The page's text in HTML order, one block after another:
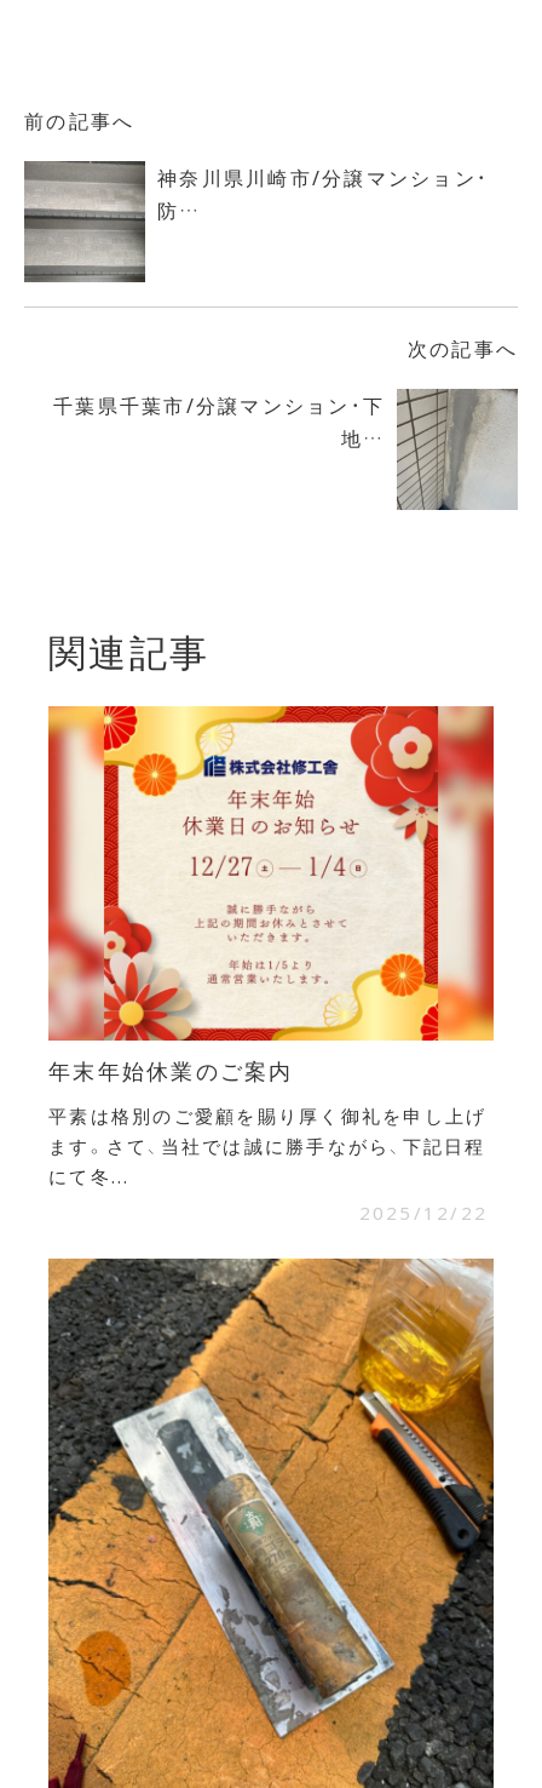
前の記事へ
神奈川県川崎市/分譲マンション・
防…
次の記事へ
千葉県千葉市/分譲マンション・下
地…
関連記事
年末年始休業のご案内
平素は格別のご愛顧を賜り厚く御礼を申し上げ
ます。さて、当社では誠に勝手ながら、下記日程
にて冬...
2025/12/22